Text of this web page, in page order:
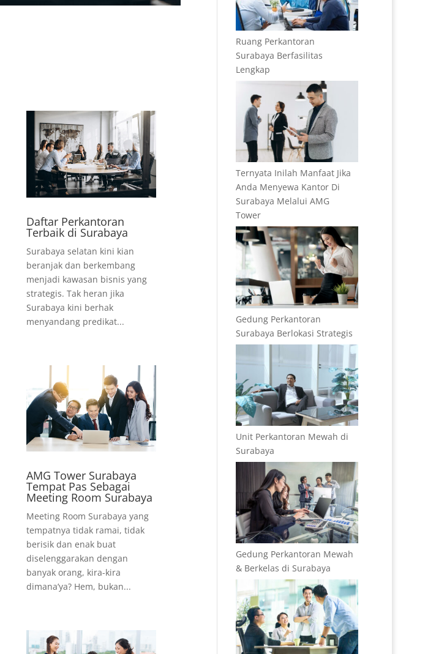
Daftar Perkantoran
Terbaik di Surabaya
Surabaya selatan kini kian
beranjak dan berkembang
menjadi kawasan bisnis yang
strategis. Tak heran jika
Surabaya kini berhak
menyandang predikat...
AMG Tower Surabaya
Tempat Pas Sebagai
Meeting Room Surabaya
Meeting Room Surabaya yang
tempatnya tidak ramai, tidak
berisik dan enak buat
diselenggarakan dengan
banyak orang, kira-kira
dimana’ya? Hem, bukan...
Ruang Perkantoran
Surabaya Berfasilitas
Lengkap
Ternyata Inilah Manfaat Jika
Anda Menyewa Kantor Di
Surabaya Melalui AMG
Tower
Gedung Perkantoran
Surabaya Berlokasi Strategis
Unit Perkantoran Mewah di
Surabaya
Gedung Perkantoran Mewah
& Berkelas di Surabaya